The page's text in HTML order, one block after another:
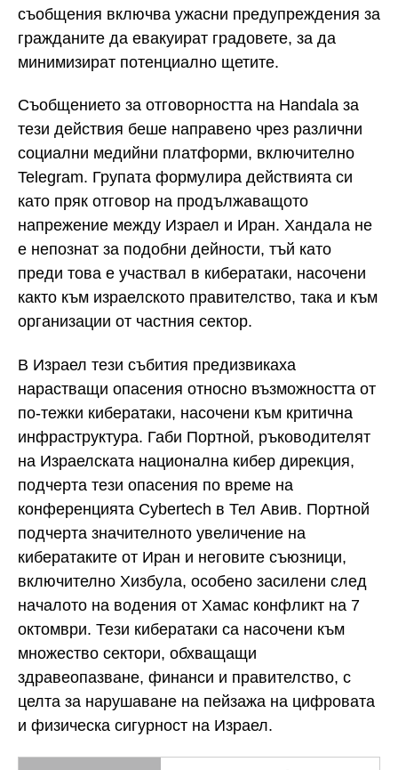
съобщения включва ужасни предупреждения за
гражданите да евакуират градовете, за да
минимизират потенциално щетите.
Съобщението за отговорността на Handala за
тези действия беше направено чрез различни
социални медийни платформи, включително
Telegram. Групата формулира действията си
като пряк отговор на продължаващото
напрежение между Израел и Иран. Хандала не
е непознат за подобни дейности, тъй като
преди това е участвал в кибератаки, насочени
както към израелското правителство, така и към
организации от частния сектор.
В Израел тези събития предизвикаха
нарастващи опасения относно възможността от
по-тежки кибератаки, насочени към критична
инфраструктура. Габи Портной, ръководителят
на Израелската национална кибер дирекция,
подчерта тези опасения по време на
конференцията Cybertech в Тел Авив. Портной
подчерта значителното увеличение на
кибератаките от Иран и неговите съюзници,
включително Хизбула, особено засилени след
началото на водения от Хамас конфликт на 7
октомври. Тези кибератаки са насочени към
множество сектори, обхващащи
здравеопазване, финанси и правителство, с
целта за нарушаване на пейзажа на цифровата
и физическа сигурност на Израел.